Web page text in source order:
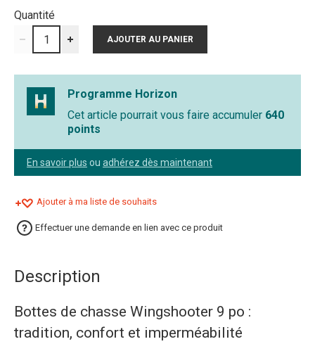
Quantité
Programme Horizon
Cet article pourrait vous faire accumuler 640
points
En savoir plus ou adhérez dès maintenant
Ajouter à ma liste de souhaits
Effectuer une demande en lien avec ce produit
Description
Bottes de chasse Wingshooter 9 po :
tradition, confort et imperméabilité